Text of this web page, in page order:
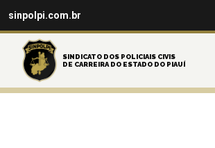
sinpolpi.com.br
SINDICATO DOS POLICIAIS CIVIS
DE CARREIRA DO ESTADO DO PIAUÍ